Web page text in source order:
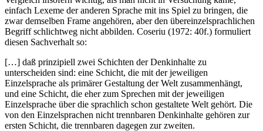
einfach Lexeme der anderen Sprache mit ins Spiel zu bringen, die
zwar demselben Frame angehören, aber den übereinzelsprachlichen
Begriff schlichtweg nicht abbilden. Coseriu (1972: 40f.) formuliert
diesen Sachverhalt so:
[…] daß prinzipiell zwei Schichten der Denkinhalte zu
unterscheiden sind: eine Schicht, die mit der jeweiligen
Einzelsprache als primärer Gestaltung der Welt zusammenhängt,
und eine Schicht, die eher zum Sprechen mit der jeweiligen
Einzelsprache über die sprachlich schon gestaltete Welt gehört. Die
von den Einzelsprachen nicht trennbaren Denkinhalte gehören zur
ersten Schicht, die trennbaren dagegen zur zweiten.